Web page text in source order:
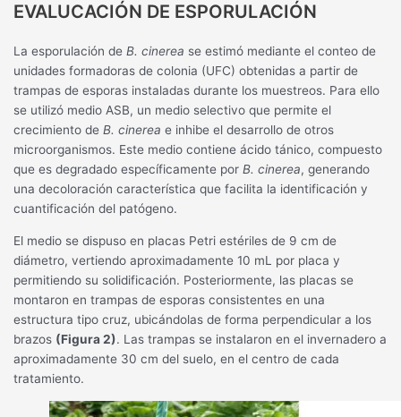
EVALUCACIÓN DE ESPORULACIÓN
La esporulación deB. cinerea se estimó mediante el conteo de
unidades formadoras de colonia (UFC) obtenidas a partir de
trampas de esporas instaladas durante los muestreos. Para ello
se utilizó medio ASB, un medio selectivo que permite el
crecimiento deB. cinerea e inhibe el desarrollo de otros
microorganismos. Este medio contiene ácido tánico, compuesto
que es degradado específicamente porB. cinerea, generando
una decoloración característica que facilita la identificación y
cuantificación del patógeno.
El medio se dispuso en placas Petri estériles de 9 cm de
diámetro, vertiendo aproximadamente 10 mL por placa y
permitiendo su solidificación. Posteriormente, las placas se
montaron en trampas de esporas consistentes en una
estructura tipo cruz, ubicándolas de forma perpendicular a los
brazos (Figura 2). Las trampas se instalaron en el invernadero a
aproximadamente 30 cm del suelo, en el centro de cada
tratamiento.